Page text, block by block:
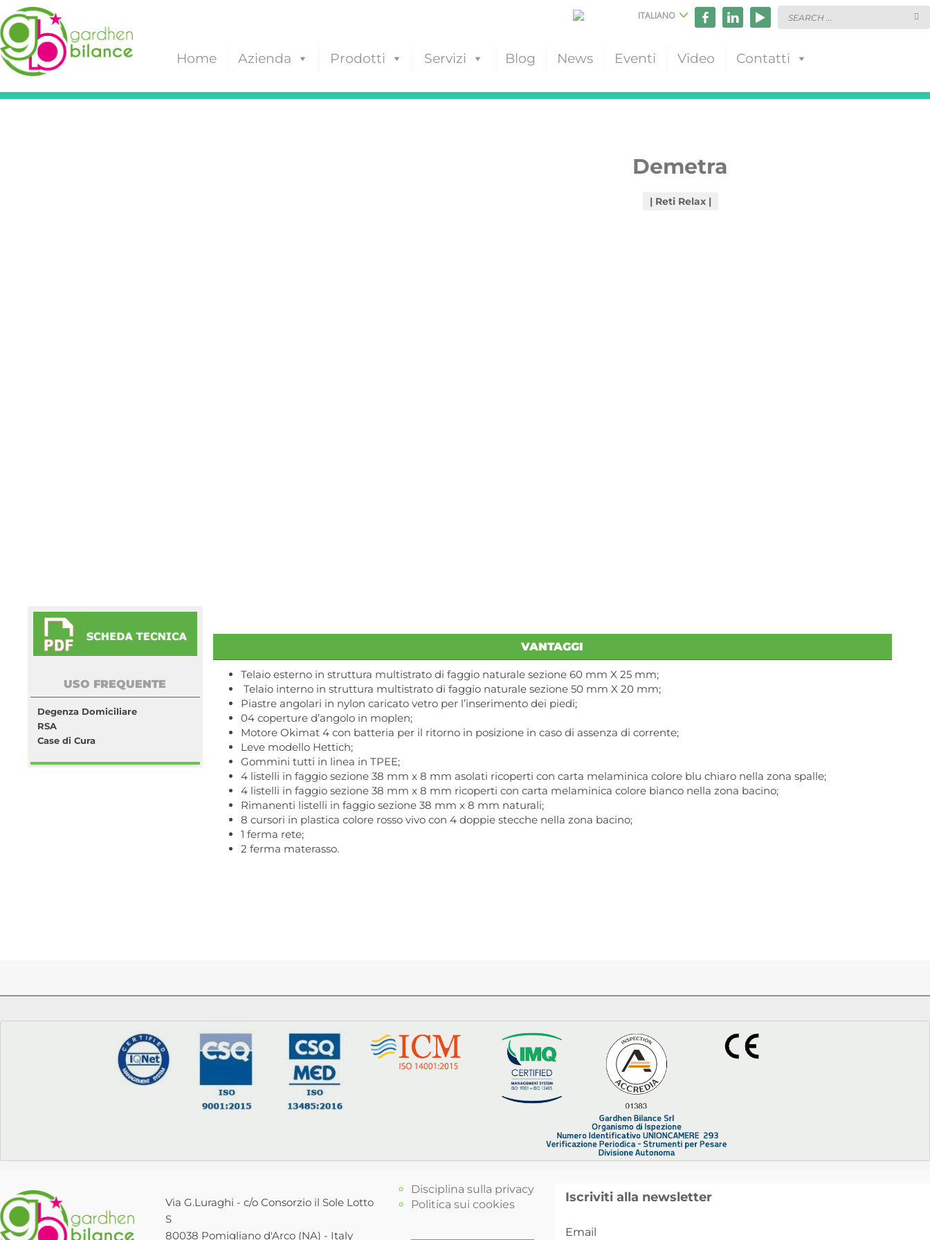
ITALIANO
Home Azienda Prodotti Servizi Blog News Eventi Video Contatti
Demetra
Reti Relax
USO FREQUENTE
Degenza Domiciliare
RSA
Case di Cura
VANTAGGI
Telaio esterno in struttura multistrato di faggio naturale sezione 60 mm X 25 mm;
Telaio interno in struttura multistrato di faggio naturale sezione 50 mm X 20 mm;
Piastre angolari in nylon caricato vetro per l’inserimento dei piedi;
04 coperture d’angolo in moplen;
Motore Okimat 4 con batteria per il ritorno in posizione in caso di assenza di corrente;
Leve modello Hettich;
Gommini tutti in linea in TPEE;
4 listelli in faggio sezione 38 mm x 8 mm asolati ricoperti con carta melaminica colore blu chiaro nella zona spalle;
4 listelli in faggio sezione 38 mm x 8 mm ricoperti con carta melaminica colore bianco nella zona bacino;
Rimanenti listelli in faggio sezione 38 mm x 8 mm naturali;
8 cursori in plastica colore rosso vivo con 4 doppie stecche nella zona bacino;
1 ferma rete;
2 ferma materasso.
Via G.Luraghi - c/o Consorzio il Sole Lotto
S
80038 Pomigliano d'Arco (NA) - Italy
Disciplina sulla privacy
Politica sui cookies
Iscriviti alla newsletter
Email